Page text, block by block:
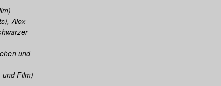
Alex
und
und Film)